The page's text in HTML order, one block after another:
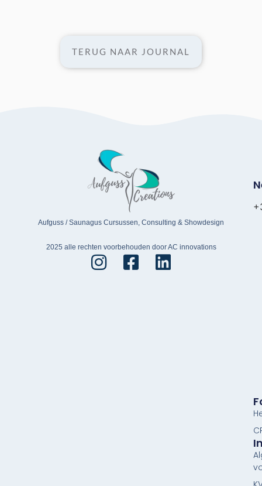
TERUG NAAR JOURNAL
Aufguss / Saunagus Cursussen, Consulting & Showdesign
2025 alle rechten voorbehouden door AC innovations